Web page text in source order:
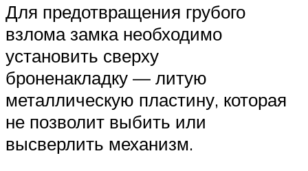
Для предотвращения грубого
взлома замка необходимо
установить сверху
броненакладку — литую
металлическую пластину, которая
не позволит выбить или
высверлить механизм.